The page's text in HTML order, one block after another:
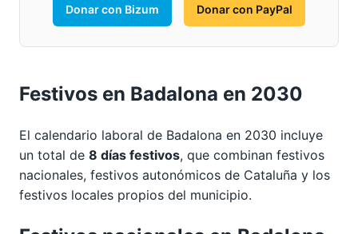
Donar con Bizum Donar con PayPal
Festivos en Badalona en 2030
El calendario laboral de Badalona en 2030 incluye
un total de 8 días festivos, que combinan festivos
nacionales, festivos autonómicos de Cataluña y los
festivos locales propios del municipio.